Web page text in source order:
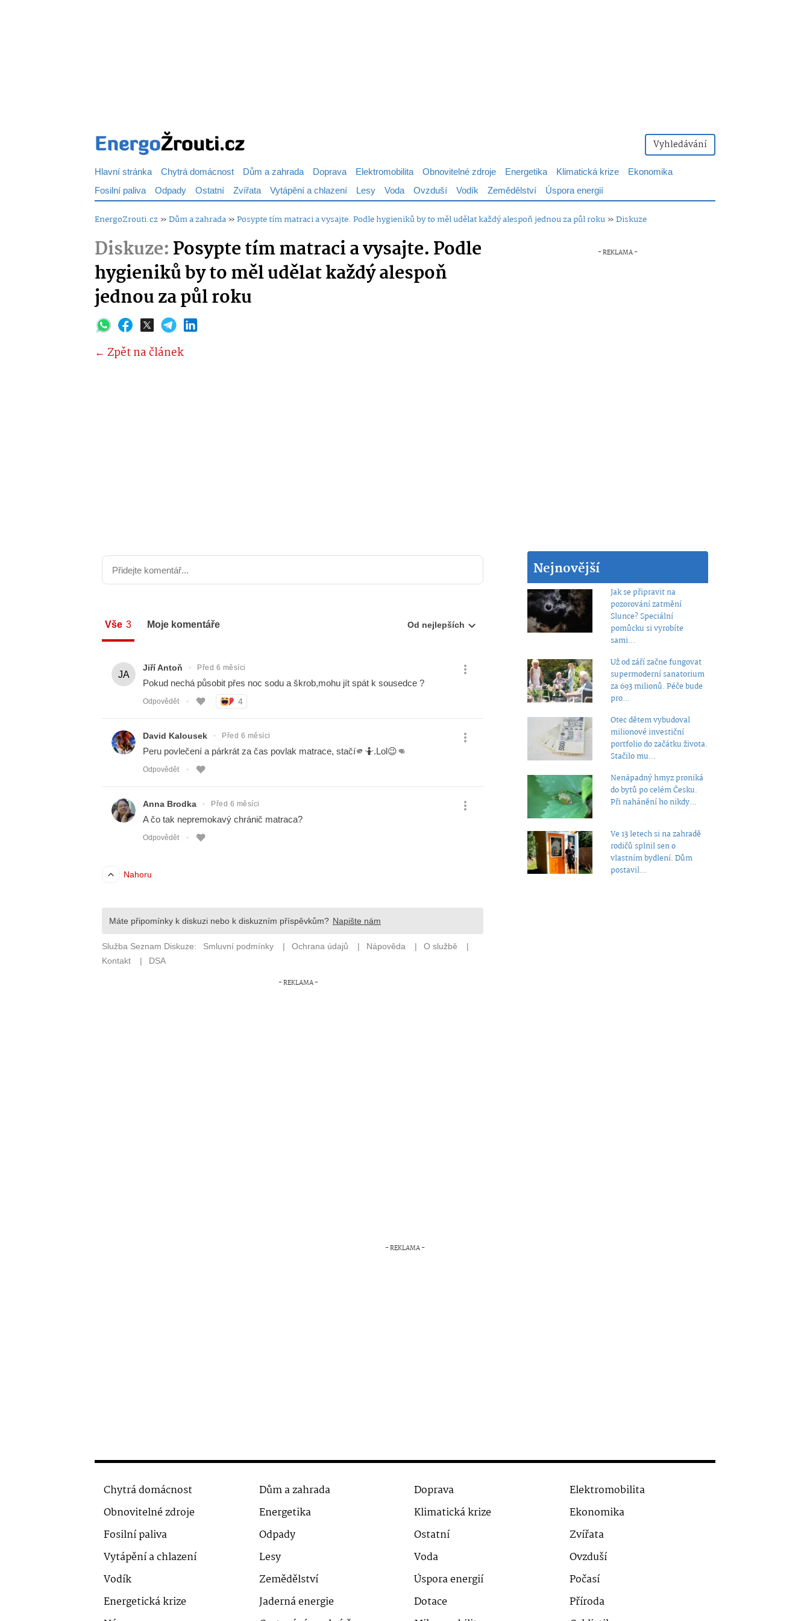
Vyhledávání
Hlavní stránka Chytrá domácnost Dům a zahrada Doprava Elektromobilita Obnovitelné zdroje Energetika Klimatická krize
Ekonomika
Fosilní paliva Odpady Ostatní Zvířata Vytápění a chlazení Lesy Voda Ovzduší Vodík Zemědělství Úspora energií
EnergoZrouti.cz»Dům a zahrada»Posypte tím matraci a vysajte. Podle hygieniků by to měl udělat každý alespoň jednou za půl roku»Diskuze
Diskuze:Posypte tím matraci a vysajte. Podle
hygieniků by to měl udělat každý alespoň
jednou za půl roku
← Zpět na článek
Nejnovější
Jak se připravit na
pozorování zatmění
Slunce? Speciální
pomůcku si vyrobíte
sami...
Už od září začne fungovat
supermoderní sanatorium
za 693 milionů. Péče bude
pro...
Otec dětem vybudoval
milionové investiční
portfolio do začátku života.
Stačilo mu...
Nenápadný hmyz proniká
do bytů po celém Česku.
Při nahánění ho nikdy...
Ve 13 letech si na zahradě
rodičů splnil sen o
vlastním bydlení. Dům
postavil...
Chytrá domácnost Dům a zahrada Doprava
Elektromobilita
Obnovitelné zdroje
Energetika Klimatická krize
Ekonomika
Fosilní paliva
Odpady Ostatní
Zvířata
Vytápění a chlazení
Lesy Voda
Ovzduší
Vodík
Zemědělství Úspora energií
Počasí
Energetická krize
Jaderná energie Dotace
Příroda